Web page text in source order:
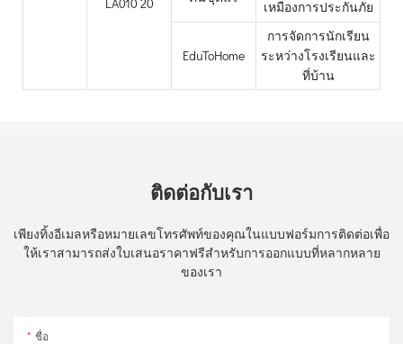
เหมืองการประกันภัย
EduToHome
การจัดการนักเรียน
ระหว่างโรงเรียนและ
ที่บ้าน
ติดต่อกับเรา
เพียงทิ้งอีเมลหรือหมายเลขโทรศัพท์ของคุณในแบบฟอร์มการติดต่อเพื่อ
ให้เราสามารถส่งใบเสนอราคาฟรีสำหรับการออกแบบที่หลากหลาย
ของเรา
ชื่อ